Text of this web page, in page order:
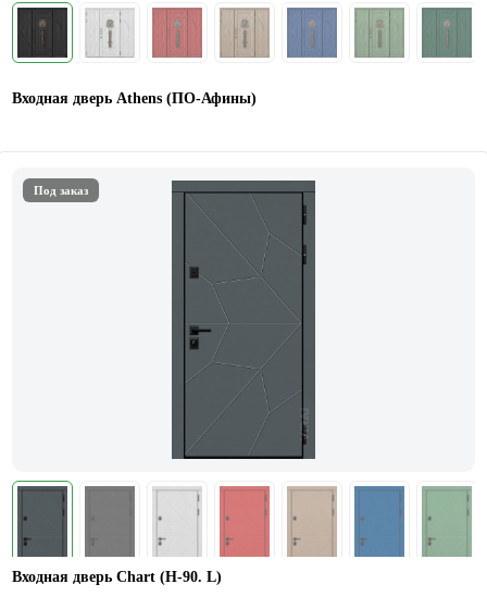
Входная дверь Athens (ПО-Афины)
Под заказ
Входная дверь Chart (Н-90. L)